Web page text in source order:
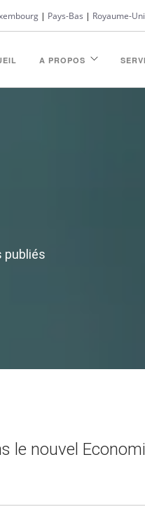
| Pays-Bas | Royaume-Uni
A PROPOS
publiés
le nouvel